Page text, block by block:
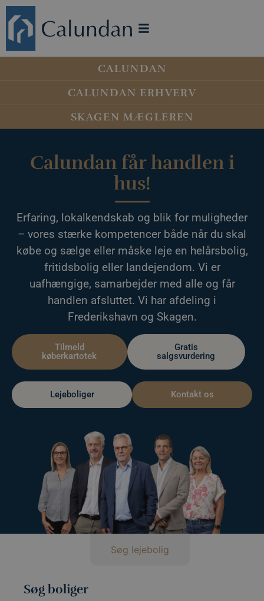
CALUNDAN
CALUNDAN ERHVERV
SKAGEN MÆGLEREN
Calundan får handlen i
hus!
Erfaring, lokalkendskab og blik for muligheder
– vores stærke kompetencer både når du skal
købe og sælge eller måske leje en helårsbolig,
fritidsbolig eller landejendom. Vi er
uafhængige, samarbejder med alle og får
handlen afsluttet. Vi har afdeling i
Frederikshavn og Skagen.
Tilmeld
køberkartotek
Gratis
salgsvurdering
Lejeboliger Kontakt os
Søg lejebolig
Søg boliger